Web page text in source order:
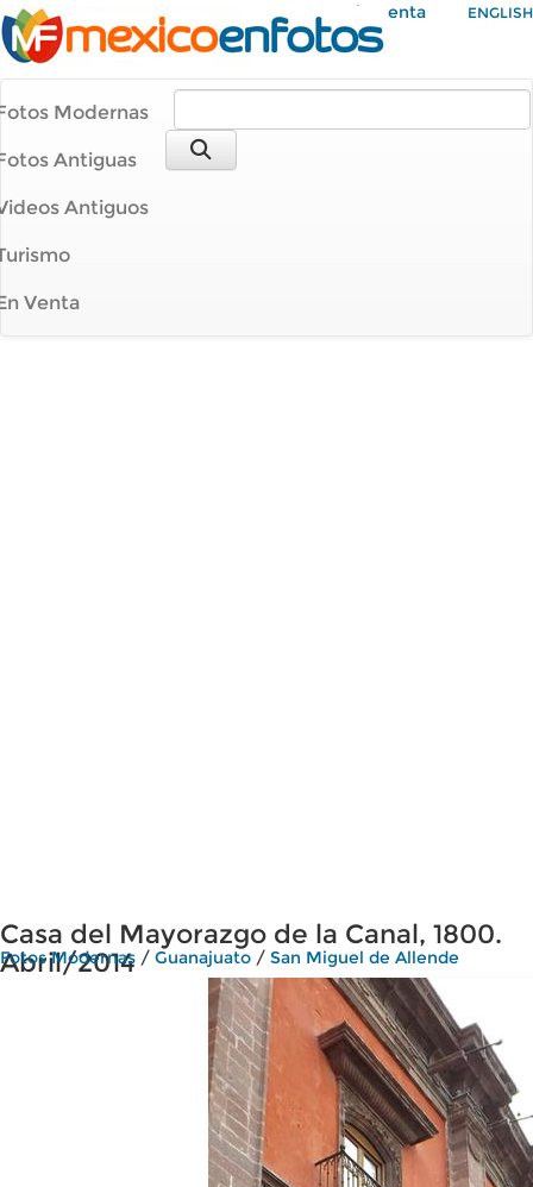
Mi Cuenta ENGLISH
Modernas
Antiguas
Antiguos
Venta
Casa del Mayorazgo de la Canal, 1800.
Abril/2014
Fotos Modernas / Guanajuato / San Miguel de Allende